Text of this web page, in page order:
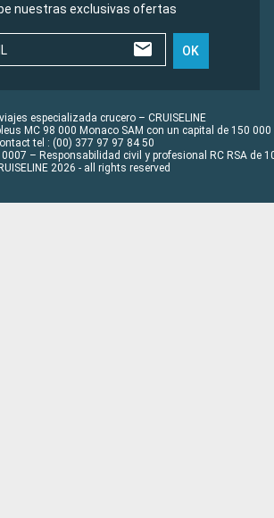
nuestras exclusivas ofertas
OK
especializada crucero – CRUISELINE
MC 98 000 Monaco SAM con un capital de 150 000
tel : (00) 377 97 97 84 50
– Responsabilidad civil y profesional RC RSA de
2026 - all rights reserved